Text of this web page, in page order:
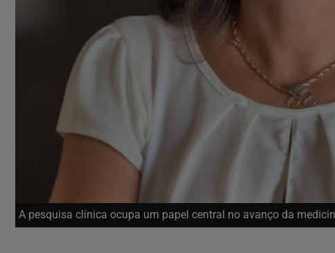
A pesquisa clínica ocupa um papel central no avanço da